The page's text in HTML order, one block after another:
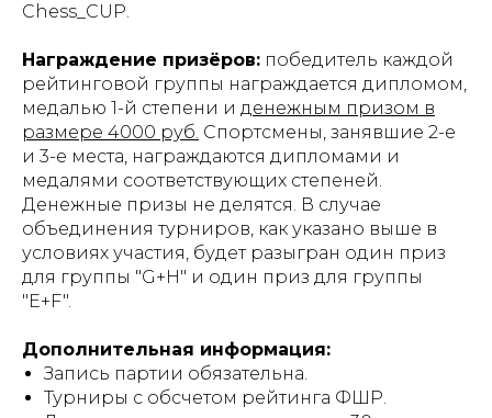
Chess_CUP.
Награждение призёров: победитель каждой
рейтинговой группы награждается дипломом,
медалью 1-й степени и денежным призом в
размере 4000 руб. Спортсмены, занявшие 2-е
и 3-е места, награждаются дипломами и
медалями соответствующих степеней.
Денежные призы не делятся. В случае
объединения турниров, как указано выше в
условиях участия, будет разыгран один приз
для группы "G+H" и один приз для группы
"E+F".
Дополнительная информация:
Запись партии обязательна.
Турниры с обсчетом рейтинга ФШР.